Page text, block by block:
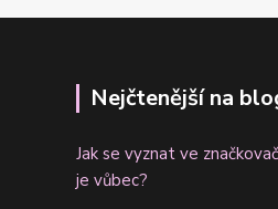
Nejčtenější na
Jak se vyznat ve
je vůbec?